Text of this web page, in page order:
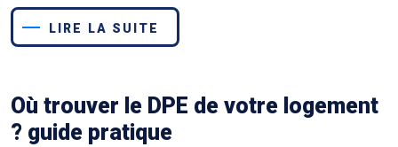
LIRE LA SUITE
Où trouver le DPE de votre logement
? guide pratique